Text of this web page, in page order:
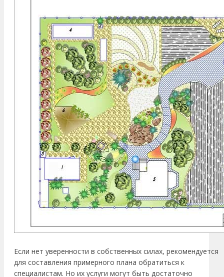
Если нет уверенности в собственных силах, рекомендуется
для составления примерного плана обратиться к
специалистам. Но их услуги могут быть достаточно